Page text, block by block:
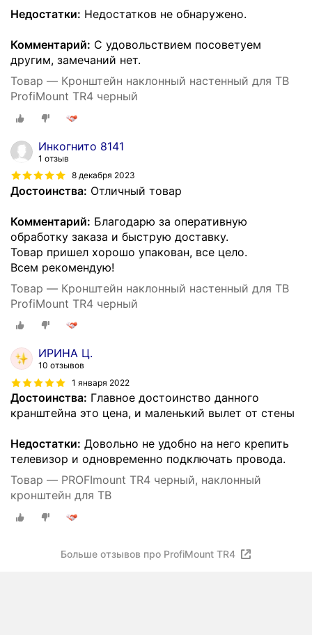
Недостатки: Недостатков не обнаружено.
Комментарий: С удовольствием посоветуем
другим, замечаний нет.
Товар — Кронштейн наклонный настенный для ТВ
ProfiMount TR4 черный
Инкогнито 8141
1 отзыв
8 декабря 2023
Достоинства: Отличный товар
Комментарий: Благодарю за оперативную
обработку заказа и быструю доставку.
Товар пришел хорошо упакован, все цело.
Всем рекомендую!
Товар — Кронштейн наклонный настенный для ТВ
ProfiMount TR4 черный
ИРИНА Ц.
10 отзывов
1 января 2022
Достоинства: Главное достоинство данного
кранштейна это цена, и маленький вылет от стены
Недостатки: Довольно не удобно на него крепить
телевизор и одновременно подключать провода.
Товар — PROFImount TR4 черный, наклонный
кронштейн для ТВ
Больше отзывов про ProfiMount TR4